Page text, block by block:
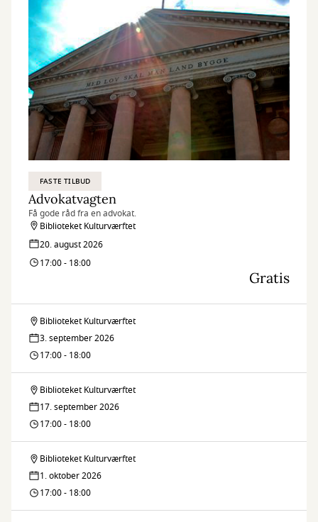
FASTE TILBUD
Advokatvagten
Få gode råd fra en advokat.
Biblioteket Kulturværftet
20. august 2026
17:00 - 18:00
Gratis
Advokatvagten
Biblioteket Kulturværftet
3. september 2026
17:00 - 18:00
Advokatvagten
Biblioteket Kulturværftet
17. september 2026
17:00 - 18:00
Advokatvagten
Biblioteket Kulturværftet
1. oktober 2026
17:00 - 18:00